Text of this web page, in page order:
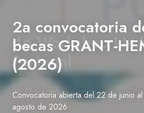
2a convocatoria
becas GRANT-
(2026)
Convocatoria abierta del 22 de junio
agosto de 2026